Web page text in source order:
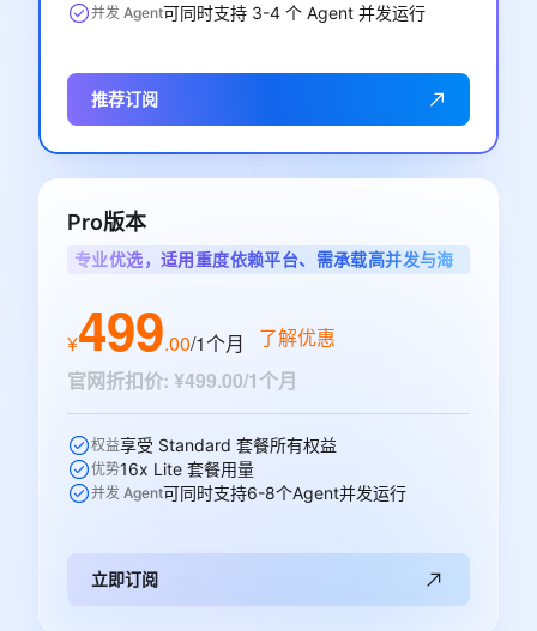
并发 Agent可同时支持 3-4 个 Agent 并发运行
推荐订阅
Pro版本
专业优选，适用重度依赖平台、需承载高并发与海
¥499.00/1个月
了解优惠
官网折扣价: ¥499.00/1个月
权益享受 Standard 套餐所有权益
优势16x Lite 套餐用量
并发 Agent可同时支持6-8个Agent并发运行
立即订阅